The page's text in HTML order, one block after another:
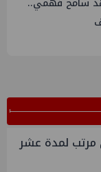
مرتب لمدة عشر